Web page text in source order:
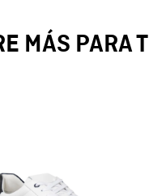
MÁS PARA TI